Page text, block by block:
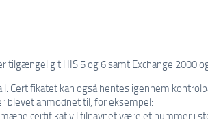
tilgængelig til IIS 5 og 6 samt Exchange 2000
Certifikatet kan også hentes igennem
blevet anmodnet til, for eksempel:
certifikat vil filnavnet være et nummer i